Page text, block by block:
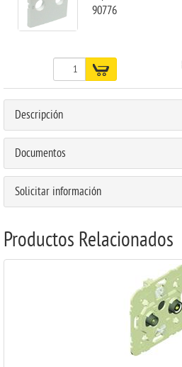
90776
Descripción
Documentos
Solicitar información
Productos Relacionados